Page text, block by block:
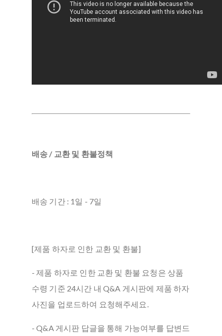
배송 / 교환 및 환불정책
배송 기간 : 1일 - 7일
[제품 하자로 인한 교환 및 환불]
- 제품 하자로 인한 교환 및 환불 요청은 상품
수령 기준 24시간 내 Q&A 게시판에 제품 하자
사진을 업로드하여 요청해주세요.
- Q&A 게시판 답글을 통해 가능여부를 답변드